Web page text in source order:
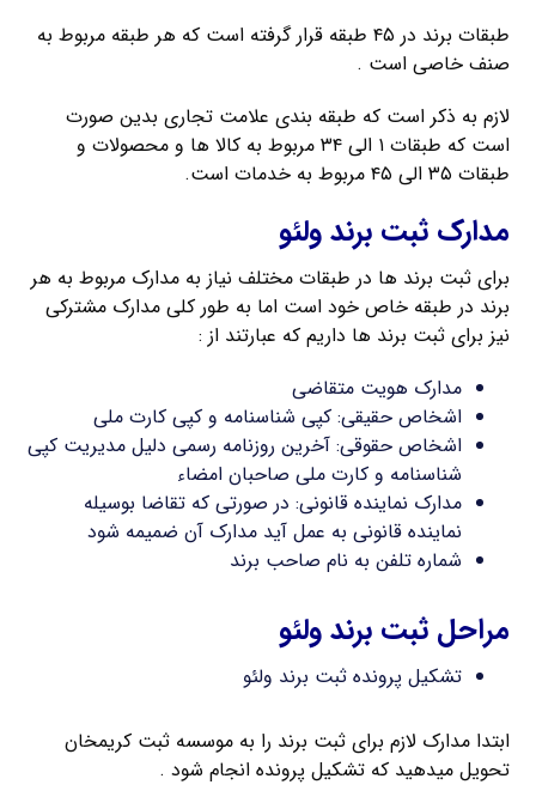
طبقات برند در ۴۵ طبقه قرار گرفته است که هر طبقه مربوط به
صنف خاصی است .
لازم به ذکر است که طبقه بندی علامت تجاری بدین صورت
است که طبقات ۱ الی ۳۴ مربوط به کالا ها و محصولات و
طبقات ۳۵ الی ۴۵ مربوط به خدمات است.
مدارک ثبت برند ولئو
برای ثبت برند ها در طبقات مختلف نیاز به مدارک مربوط به هر
برند در طبقه خاص خود است اما به طور کلی مدارک مشترکی
نیز برای ثبت برند ها داریم که عبارتند از :
مدارک هویت متقاضی
اشخاص حقیقی: کپی شناسنامه و کپی کارت ملی
اشخاص حقوقی: آخرین روزنامه رسمی دلیل مدیریت کپی
شناسنامه و کارت ملی صاحبان امضاء
مدارک نماینده قانونی: در صورتی که تقاضا بوسیله
نماینده قانونی به عمل آید مدارک آن ضمیمه شود
شماره تلفن به نام صاحب برند
مراحل ثبت برند ولئو
تشکیل پرونده ثبت برند ولئو
ابتدا مدارک لازم برای ثبت برند را به موسسه ثبت کریمخان
تحویل میدهید که تشکیل پرونده انجام شود .